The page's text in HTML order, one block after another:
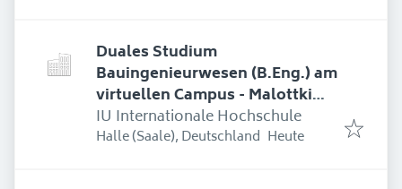
Duales Studium
Bauingenieurwesen (B.Eng.) am
virtuellen Campus - Malottki
GmbH
IU Internationale Hochschule
Halle (Saale), Deutschland Erschienen
Heute